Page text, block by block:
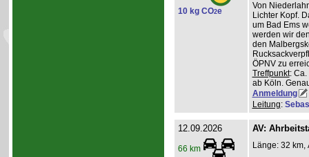
10 kg CO2e
Von
Lichter Kopf.
um Bad Ems
werden wir
den
ÖPNV zu
Treffpunkt: Ca.
ab Köln.
Anmeldung
Leitung:
12.09.2026
66 km
AV:
Länge: 32 km,